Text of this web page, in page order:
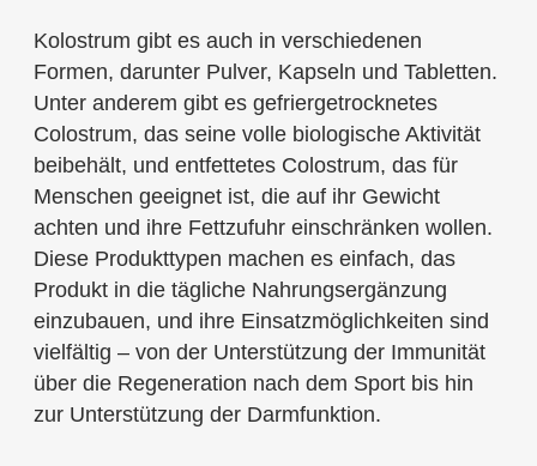
Kolostrum gibt es auch in verschiedenen
Formen, darunter Pulver, Kapseln und Tabletten.
Unter anderem gibt es gefriergetrocknetes
Colostrum, das seine volle biologische Aktivität
beibehält, und entfettetes Colostrum, das für
Menschen geeignet ist, die auf ihr Gewicht
achten und ihre Fettzufuhr einschränken wollen.
Diese Produkttypen machen es einfach, das
Produkt in die tägliche Nahrungsergänzung
einzubauen, und ihre Einsatzmöglichkeiten sind
vielfältig – von der Unterstützung der Immunität
über die Regeneration nach dem Sport bis hin
zur Unterstützung der Darmfunktion.